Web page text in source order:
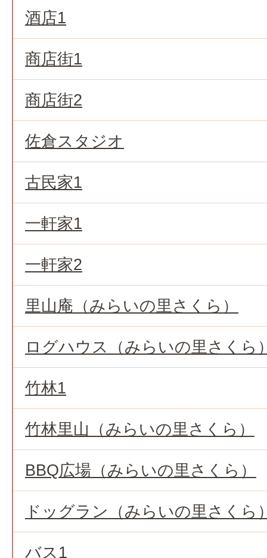
酒店1
商店街1
商店街2
佐倉スタジオ
古民家1
一軒家1
一軒家2
里山庵（みらいの里さくら）
ログハウス（みらいの里さくら
竹林1
竹林里山（みらいの里さくら）
BBQ広場（みらいの里さくら）
ドッグラン（みらいの里さくら
バス1